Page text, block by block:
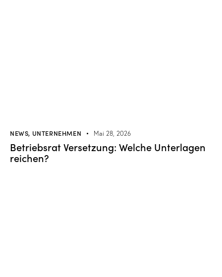
NEWS, UNTERNEHMEN Mai 28, 2026
Betriebsrat Versetzung: Welche Unterlagen
reichen?